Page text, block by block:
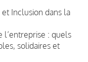
Inclusion dans la
l’entreprise : quels
solidaires et